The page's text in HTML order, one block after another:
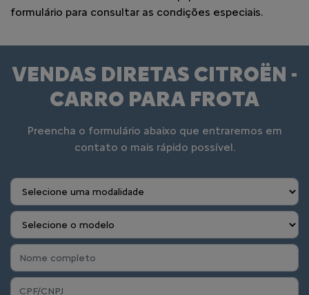
formulário para consultar as condições especiais.
VENDAS DIRETAS CITROËN -
CARRO PARA FROTA
Preencha o formulário abaixo que entraremos em
contato o mais rápido possível.